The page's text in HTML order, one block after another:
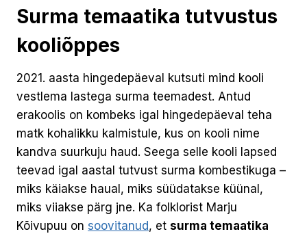
Surma temaatika tutvustus
kooliõppes
2021. aasta hingedepäeval kutsuti mind kooli
vestlema lastega surma teemadest. Antud
erakoolis on kombeks igal hingedepäeval teha
matk kohalikku kalmistule, kus on kooli nime
kandva suurkuju haud. Seega selle kooli lapsed
teevad igal aastal tutvust surma kombestikuga –
miks käiakse haual, miks süüdatakse küünal,
miks viiakse pärg jne. Ka folklorist Marju
Kõivupuu on soovitanud, et surma temaatika